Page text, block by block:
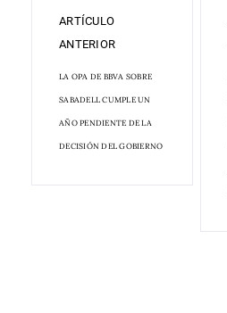
ARTÍCULO
ANTERIOR
LA OPA DE BBVA SOBRE
SABADELL CUMPLE UN
AÑO PENDIENTE DE LA
DECISIÓN DEL GOBIERNO